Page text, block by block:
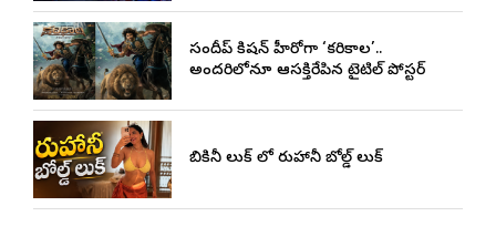
సందీప్ కిషన్ హీరోగా ‘కరికాల’..
అందరిలోనూ ఆసక్తిరేపిన టైటిల్ పోస్టర్
బికినీ లుక్ లో రుహానీ బోల్డ్ లుక్